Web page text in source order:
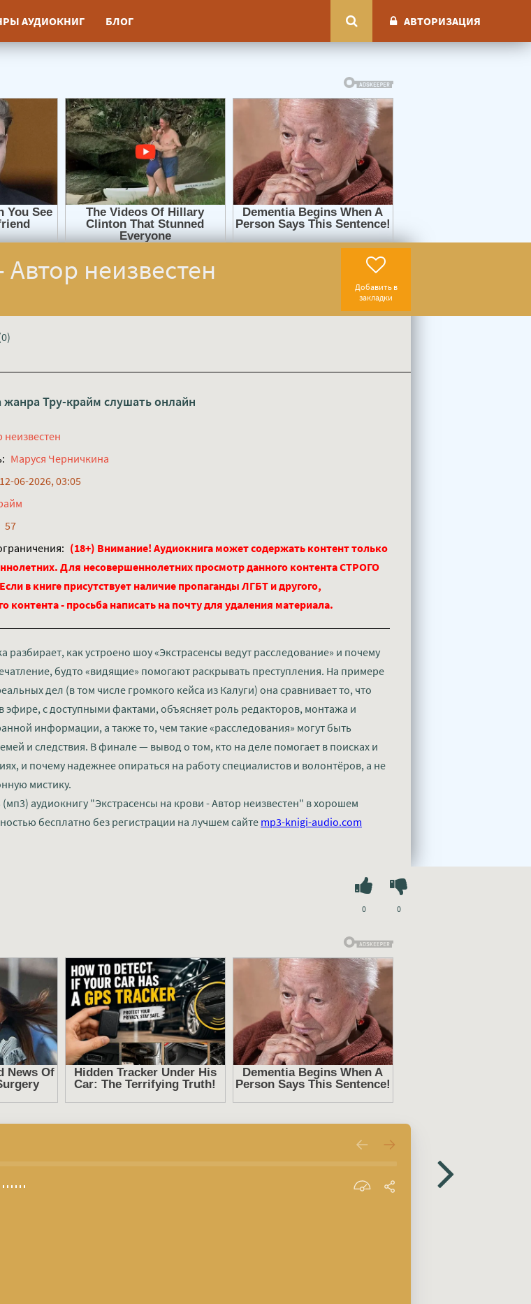
АУДИОКНИГ БЛОГ АВТОРИЗАЦИЯ
неизвестен
Добавить в
закладки
жанра Тру-крайм слушать онлайн
неизвестен
Маруся Черничкина
12-06-2026, 03:05
57
(18+) Внимание! Аудиокнига может содержать контент только
Для несовершеннолетних просмотр данного контента СТРОГО
в книге присутствует наличие пропаганды ЛГБТ и другого,
контента - просьба написать на почту для удаления материала.
разбирает, как устроено шоу «Экстрасенсы ведут расследование» и почему
будто «видящие» помогают раскрывать преступления. На примере
дел (в том числе громкого кейса из Калуги) она сравнивает то, что
эфире, с доступными фактами, объясняет роль редакторов, монтажа и
информации, а также то, чем такие «расследования» могут быть
и следствия. В финале — вывод о том, кто на деле помогает в поисках и
и почему надежнее опираться на работу специалистов и волонтёров, а не
мистику.
аудиокнигу "Экстрасенсы на крови - Автор неизвестен" в хорошем
бесплатно без регистрации на лучшем сайте mp3-knigi-audio.com
0 0